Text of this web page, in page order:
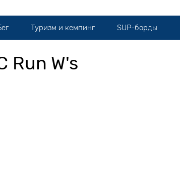
Туризм и кемпинг SUP-борды
Run W's